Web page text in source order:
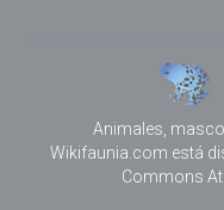
Animales,
Wikifaunia.com está
Commons